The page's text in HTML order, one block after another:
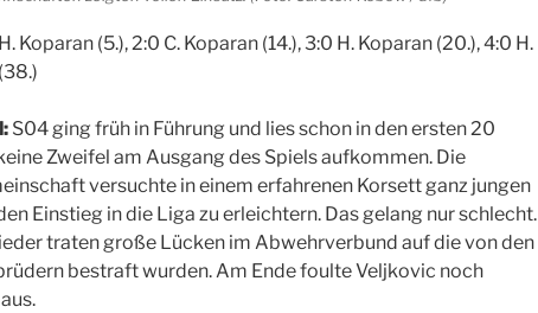
Koparan (5.), 2:0 C. Koparan (14.), 3:0 H. Koparan (20.), 4:0 H.
S04 ging früh in Führung und lies schon in den ersten 20
Zweifel am Ausgang des Spiels aufkommen. Die
versuchte in einem erfahrenen Korsett ganz jungen
Einstieg in die Liga zu erleichtern. Das gelang nur schlecht.
traten große Lücken im Abwehrverbund auf die von den
bestraft wurden. Am Ende foulte Veljkovic noch